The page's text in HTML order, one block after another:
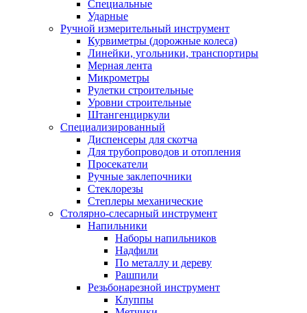
Специальные
Ударные
Ручной измерительный инструмент
Курвиметры (дорожные колеса)
Линейки, угольники, транспортиры
Мерная лента
Микрометры
Рулетки строительные
Уровни строительные
Штангенциркули
Специализированный
Диспенсеры для скотча
Для трубопроводов и отопления
Просекатели
Ручные заклепочники
Стеклорезы
Степлеры механические
Столярно-слесарный инструмент
Напильники
Наборы напильников
Надфили
По металлу и дереву
Рашпили
Резьбонарезной инструмент
Клуппы